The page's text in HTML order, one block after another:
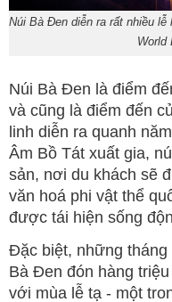
Núi Bà Đen diễn ra rất nhiều
World
Núi Bà Đen là điểm
và cũng là điểm đến
linh diễn ra quanh
Âm Bồ Tát xuất gia,
sản, nơi du khách sẽ
văn hoá phi vật thể
được tái hiện sống
Đặc biệt, những
Bà Đen đón hàng
với mùa lễ tạ - một